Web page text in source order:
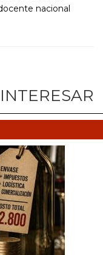
nacional